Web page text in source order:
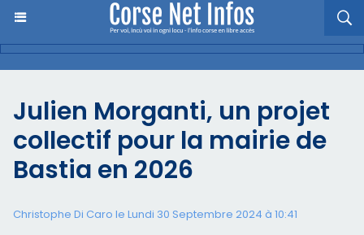
Julien Morganti, un projet
collectif pour la mairie de
Bastia en 2026
Christophe Di Caro le Lundi 30 Septembre 2024 à 10:41